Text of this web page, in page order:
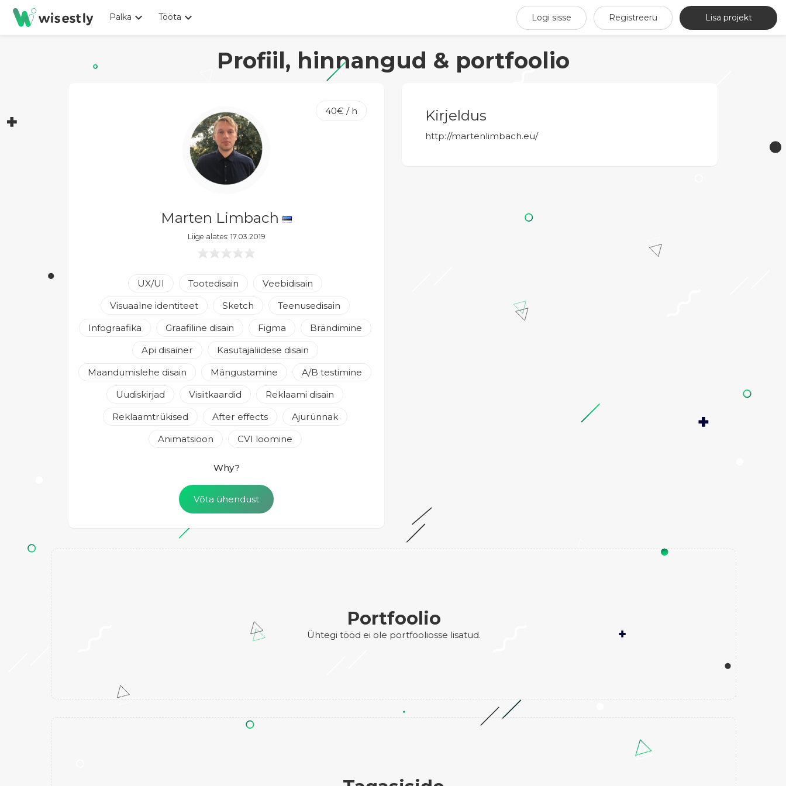
Palka keyboard_arrow_down Tööta keyboard_arrow_down Logi sisse Registreeru Lisa projekt
Profiil, hinnangud & portfoolio
40€ / h
Marten Limbach
Liige alates: 17.03.2019
UX/UI Tootedisain
Veebidisain
Visuaalne identiteet
Sketch
Teenusedisain
Infograafika
Graafiline disain Figma
Brändimine
Äpi disainer
Kasutajaliidese disain
Maandumislehe disain
Mängustamine
A/B testimine
Uudiskirjad
Visiitkaardid
Reklaami disain
Reklaamtrükised
After effects
Ajurünnak
Animatsioon
CVI loomine
Why?
Võta ühendust
Kirjeldus
http://martenlimbach.eu/
Portfoolio
Ühtegi tööd ei ole portfooliosse lisatud.